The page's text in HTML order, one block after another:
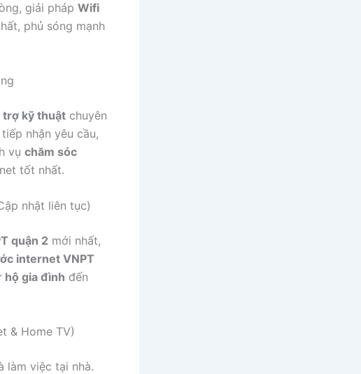
giải pháp Wifi
phủ sóng mạnh
trợ kỹ thuật chuyên
nhận yêu cầu,
vụ chăm sóc
tốt nhất.
nhật liên tục)
quận 2 mới nhất,
internet VNPT
hộ gia đình đến
& Home TV)
làm việc tại nhà.